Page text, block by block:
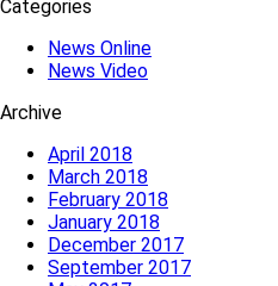
Categories
News Online
News Video
Archive
April 2018
March 2018
February 2018
January 2018
December 2017
September 2017